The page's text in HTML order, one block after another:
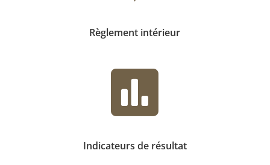
Règlement intérieur

Indicateurs de résultat